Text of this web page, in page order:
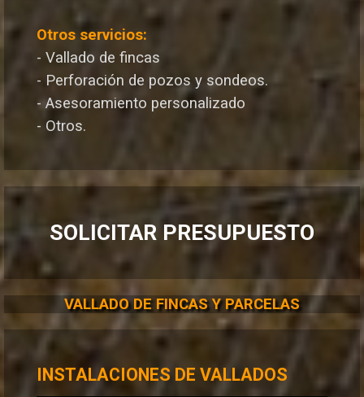
Otros servicios:
- Vallado de fincas
- Perforación de pozos y sondeos.
- Asesoramiento personalizado
- Otros.
SOLICITAR PRESUPUESTO
VALLADO DE FINCAS Y PARCELAS
INSTALACIONES DE VALLADOS